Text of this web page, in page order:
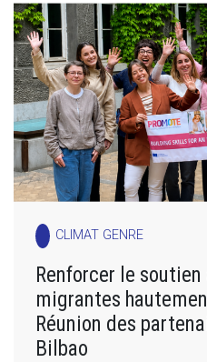
CLIMAT GENRE
Renforcer le
migrantes
Réunion des
Bilbao